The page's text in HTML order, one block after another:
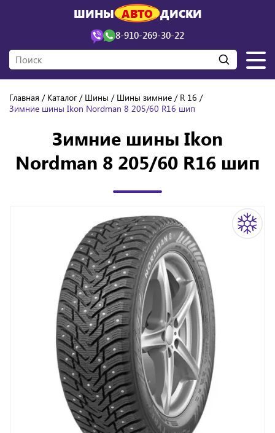
ШИНЫ АВТО ДИСКИ
8-910-269-30-22
Главная Каталог Шины Шины зимние
R 16
Зимние шины Ikon Nordman 8 205/60 R16 шип
Зимние шины Ikon
Nordman 8 205/60 R16 шип